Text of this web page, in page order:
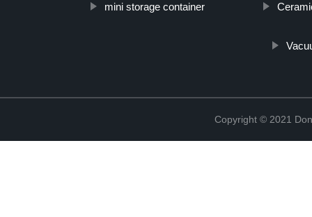
mini storage container
Copyright © 2021